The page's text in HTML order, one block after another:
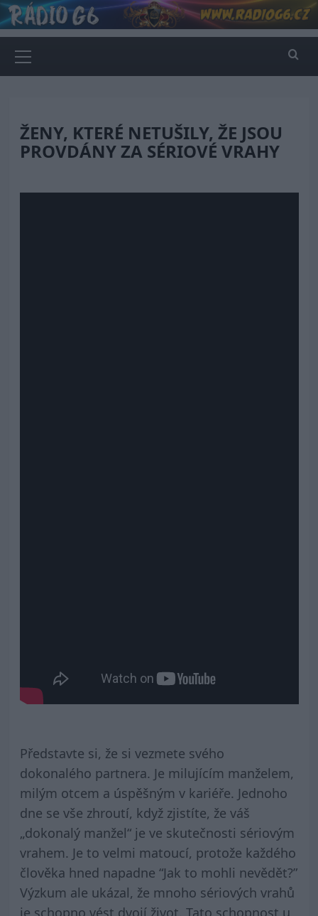
Skip
to
content
Menu
ŽENY, KTERÉ NETUŠILY, ŽE JSOU
PROVDÁNY ZA SÉRIOVÉ VRAHY
Představte si, že si vezmete svého
dokonalého partnera. Je milujícím manželem,
milým otcem a úspěšným v kariéře. Jednoho
dne se vše zhroutí, když zjistíte, že váš
„dokonalý manžel“ je ve skutečnosti sériovým
vrahem. Je to velmi matoucí, protože každého
člověka hned napadne “Jak to mohli nevědět?”
Výzkum ale ukázal, že mnoho sériových vrahů